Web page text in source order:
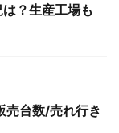
？生産工場も
売台数/売れ行き